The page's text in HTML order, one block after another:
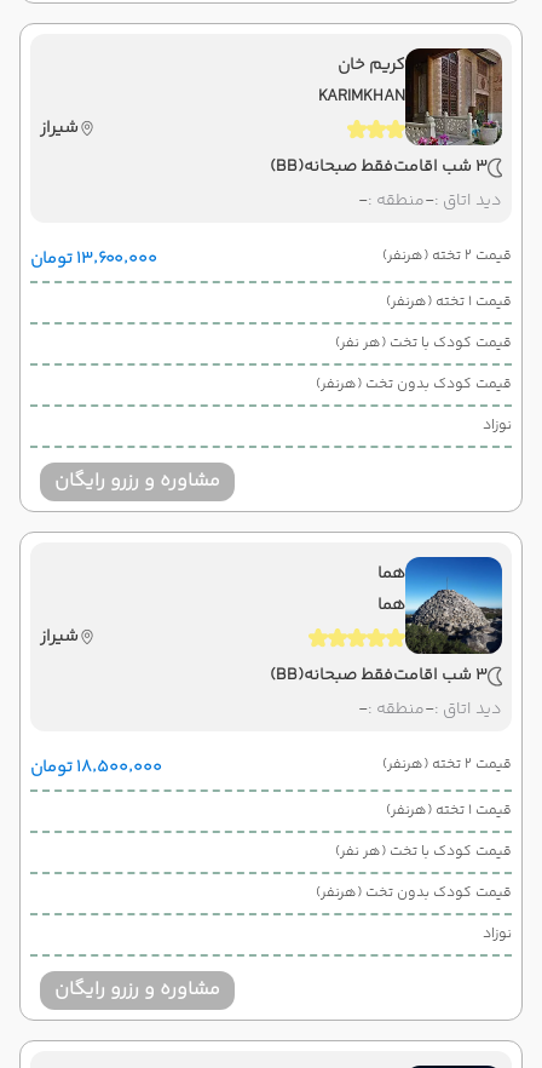
کریم خان
KARIMKHAN
شیراز
3 شب اقامت
فقط صبحانه(BB)
دید اتاق :-منطقه :-
قیمت 2 تخته (هرنفر) ۱۳٬۶۰۰٬۰۰۰ تومان
قیمت 1 تخته (هرنفر)
قیمت کودک با تخت (هر نفر)
قیمت کودک بدون تخت (هرنفر)
نوزاد
مشاوره و رزرو رایگان
هما
هما
شیراز
3 شب اقامت
فقط صبحانه(BB)
دید اتاق :-منطقه :-
قیمت 2 تخته (هرنفر) ۱۸٬۵۰۰٬۰۰۰ تومان
قیمت 1 تخته (هرنفر)
قیمت کودک با تخت (هر نفر)
قیمت کودک بدون تخت (هرنفر)
نوزاد
مشاوره و رزرو رایگان